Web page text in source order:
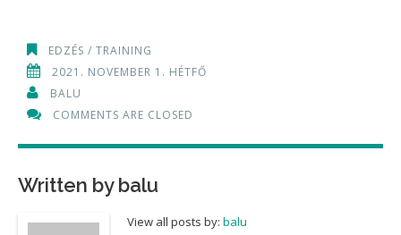
EDZÉS / TRAINING
2021. NOVEMBER 1. HÉTFŐ
BALU
COMMENTS ARE CLOSED
Written bybalu
View all posts by: balu